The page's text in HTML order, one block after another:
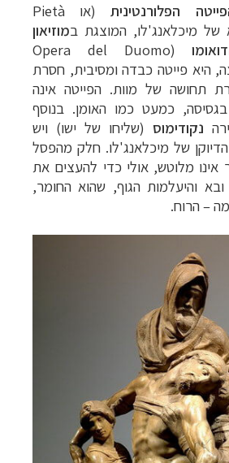
הפלורנטינית
(או Pietà
של מיכלאנג'לו, המוצגת במוזיאון
(Opera del Duomo
היא פייטה כבדה ומסיבית, חסרת
תחושה של מוות. הפייטה אינה
כמעט כמו האומן. בנוסף
נקודימוס (שליחו של ישו) ויש
של מיכלאנג'לו. חלק מהפסל
אינו מלוטש, אולי כדי להעצים את
והיעלמות הגוף, שהוא החומר,
–הרוח.